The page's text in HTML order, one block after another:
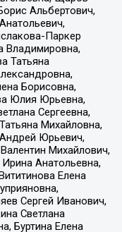
Альбертович,
Паркер
Владимировна,
Татьяна
Борисовна,
Юлия Юрьевна,
Сергеевна,
Михайловна,
Юрьевич,
Михайлович,
Анатольевна,
Елена
Сергей Иванович,
Светлана
Буртина Елена